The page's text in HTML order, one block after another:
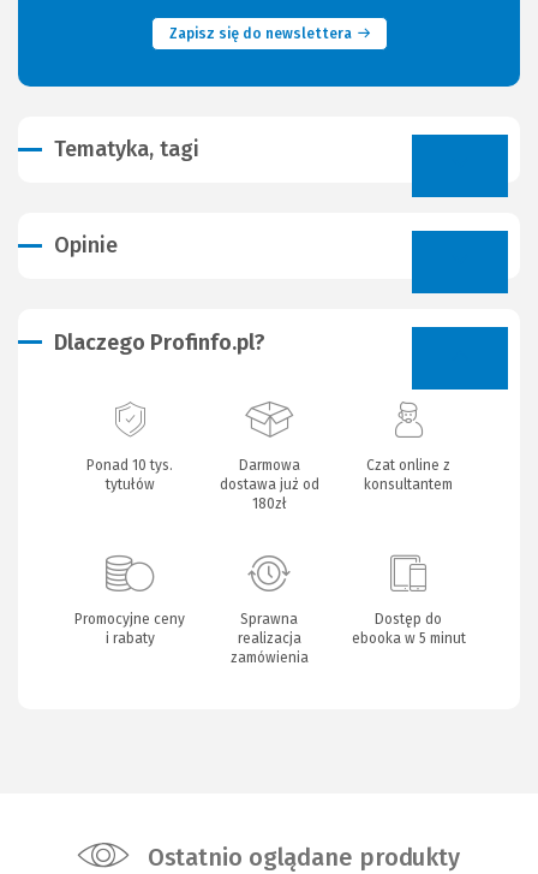
Zapisz się do newslettera
Tematyka, tagi
Opinie
Dlaczego Profinfo.pl?
Ponad 10 tys.
tytułów
Darmowa
dostawa już od
180zł
Czat online z
konsultantem
Promocyjne ceny
i rabaty
Sprawna
realizacja
zamówienia
Dostęp do
ebooka w 5 minut
Ostatnio oglądane produkty